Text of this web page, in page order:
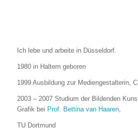
Ich lebe und arbeite in Düsseldorf.
1980 in Haltern geboren
1999 Ausbildung zur Mediengestalterin,
2003 – 2007 Studium der Bildenden
Grafik bei Prof. Bettina van Haaren,
TU Dortmund